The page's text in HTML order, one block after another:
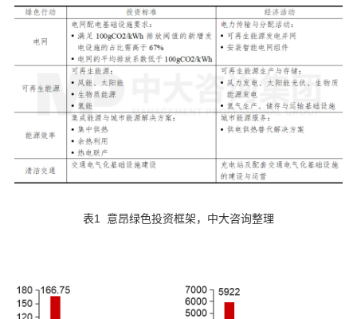
表1 意昂绿色投资框架，中大咨询整理